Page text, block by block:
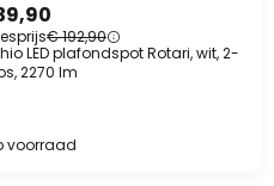
€ 192,90
LED plafondspot Rotari, wit, 2-
2270 lm
voorraad